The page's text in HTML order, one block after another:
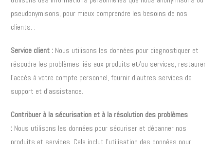
pseudonymisons, pour mieux comprendre les besoins de nos
clients. :
Service client : Nous utilisons les données pour diagnostiquer et
résoudre les problèmes liés aux produits et/ou services, restaurer
l’accès à votre compte personnel, fournir d’autres services de
support et d’assistance.
Contribuer à la sécurisation et à la résolution des problèmes
: Nous utilisons les données pour sécuriser et dépanner nos
produits et services. Cela inclut l’utilisation des données pour